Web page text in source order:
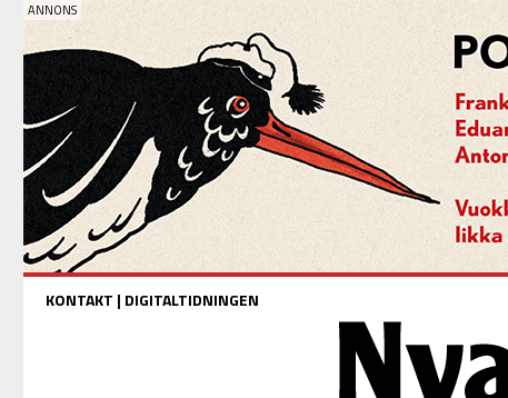
KONTAKT | DIGITALTIDNINGEN